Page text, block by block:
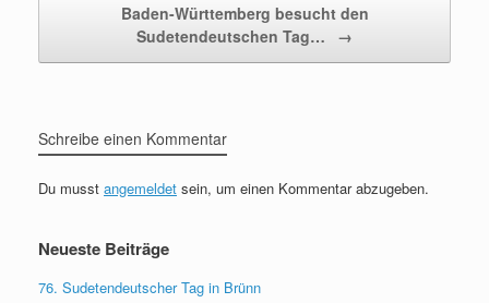
Baden-Württemberg besucht den
Sudetendeutschen Tag…
→
Schreibe einen Kommentar
Du musst angemeldet sein, um einen Kommentar abzugeben.
Neueste Beiträge
76. Sudetendeutscher Tag in Brünn